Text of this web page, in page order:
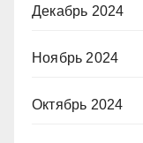
Декабрь 2024
Ноябрь 2024
Октябрь 2024